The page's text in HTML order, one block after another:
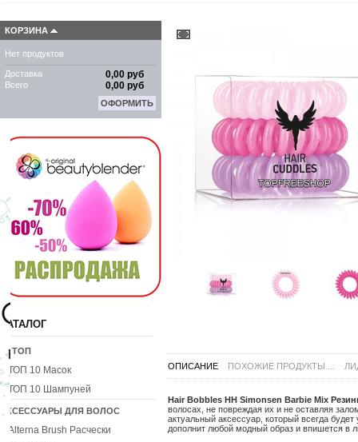
ОПИСАНИЕ ПОХОЖИЕ ПРОДУКТЫ ...
Hair Bobbles HH Simonsen Barbie Mix
волосах, не повреждая их и не оставляя
актуальный аксессуар, который всегда
дополнит любой модный образ и впишется
КОРЗИНА
Нет продуктов
Доставка 0,00 руб
Всего 0,00 руб
ОФОРМИТЬ
КАТАЛОГ
10 ТОП
ТОП 10 Масок
ТОП 10 Шампуней
АКСЕССУАРЫ ДЛЯ ВОЛОС
Alterna Brush Расчески